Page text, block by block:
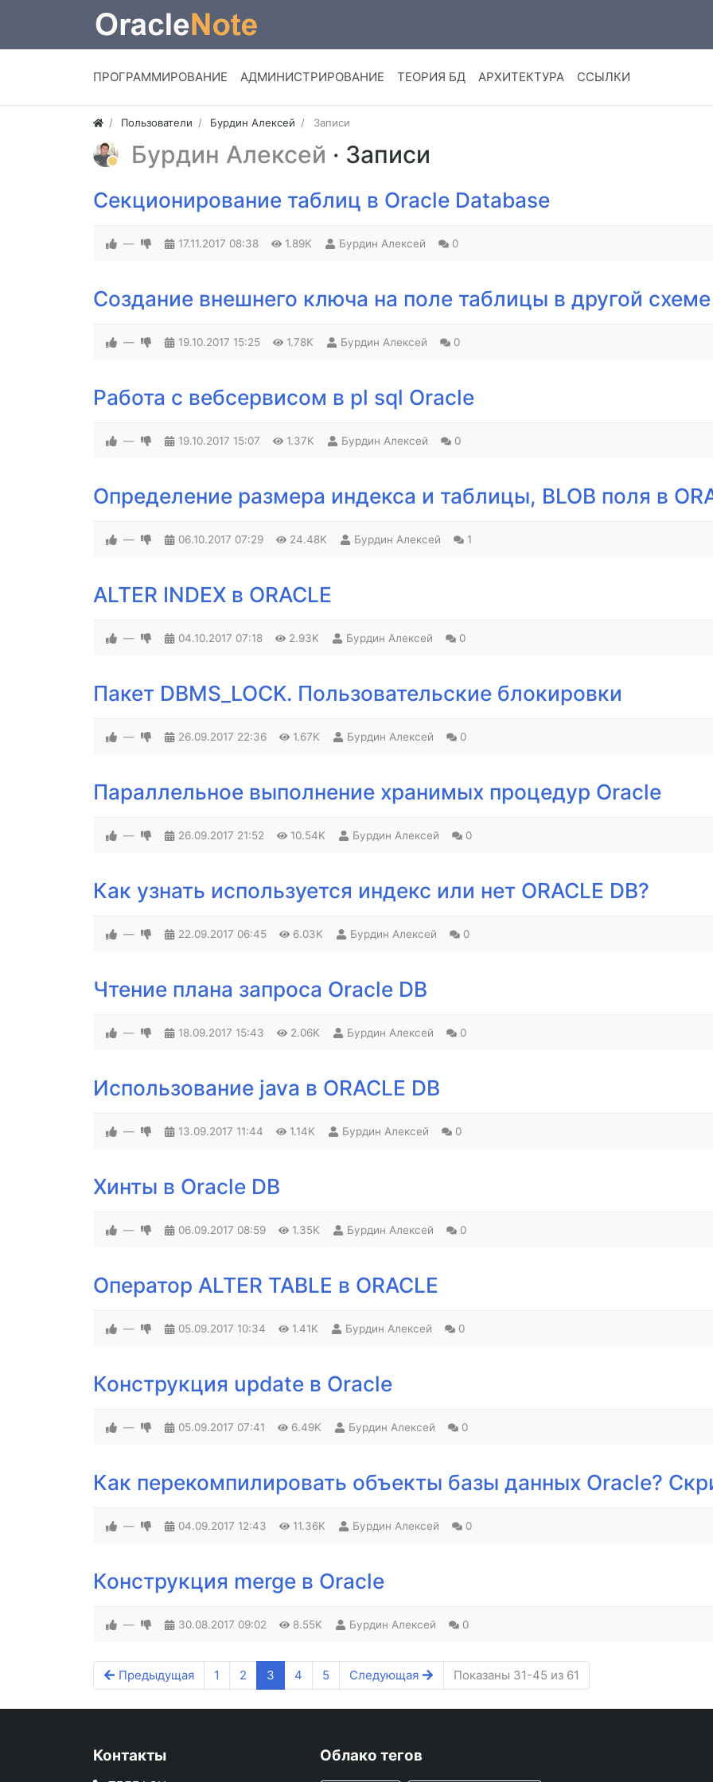
ПРОГРАММИРОВАНИЕ АДМИНИСТРИРОВАНИЕ ТЕОРИЯ БД АРХИТЕКТУРА ССЫЛКИ
Пользователи Бурдин Алексей Записи
Бурдин Алексей · Записи
Секционирование таблиц в Oracle Database
— 17.11.2017 08:38 1.89K Бурдин Алексей 0
Создание внешнего ключа на поле таблицы в другой
— 19.10.2017 15:25 1.78K Бурдин Алексей 0
Работа с вебсервисом в pl sql Oracle
— 19.10.2017 15:07 1.37K Бурдин Алексей 0
Определение размера индекса и таблицы, BLOB поля в
— 06.10.2017 07:29 24.48K Бурдин Алексей 1
ALTER INDEX в ORACLE
— 04.10.2017 07:18 2.93K Бурдин Алексей 0
Пакет DBMS_LOCK. Пользовательские блокировки
— 26.09.2017 22:36 1.67K Бурдин Алексей 0
Параллельное выполнение хранимых процедур Oracle
— 26.09.2017 21:52 10.54K Бурдин Алексей 0
Как узнать используется индекс или нет ORACLE DB?
— 22.09.2017 06:45 6.03K Бурдин Алексей 0
Чтение плана запроса Oracle DB
— 18.09.2017 15:43 2.06K Бурдин Алексей 0
Использование java в ORACLE DB
— 13.09.2017 11:44 1.14K Бурдин Алексей 0
Хинты в Oracle DB
— 06.09.2017 08:59 1.35K Бурдин Алексей 0
Оператор ALTER TABLE в ORACLE
— 05.09.2017 10:34 1.41K Бурдин Алексей 0
Конструкция update в Oracle
— 05.09.2017 07:41 6.49K Бурдин Алексей 0
Как перекомпилировать объекты базы данных Oracle?
— 04.09.2017 12:43 11.36K Бурдин Алексей 0
Конструкция merge в Oracle
— 30.08.2017 09:02 8.55K Бурдин Алексей 0
Предыдущая 1 2 3 4 5 Следующая Показаны 31-45 из 61
Контакты Облако тегов